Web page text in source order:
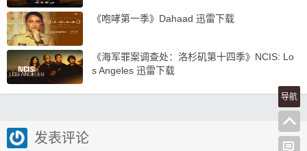
《咆哮第一季》Dahaad 迅雷下载
《海军罪案调查处：洛杉矶第十四季》NCIS: Lo
s Angeles 迅雷下载
发表评论
导航